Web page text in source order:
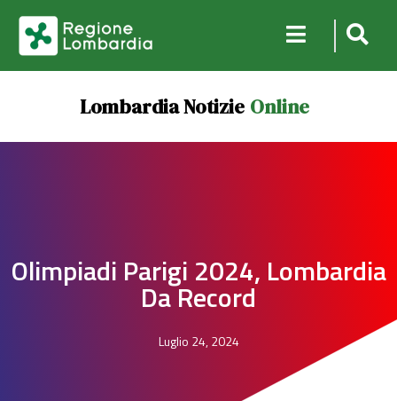
Lombardia Notizie Online
Olimpiadi Parigi 2024, Lombardia
Da Record
Luglio 24, 2024